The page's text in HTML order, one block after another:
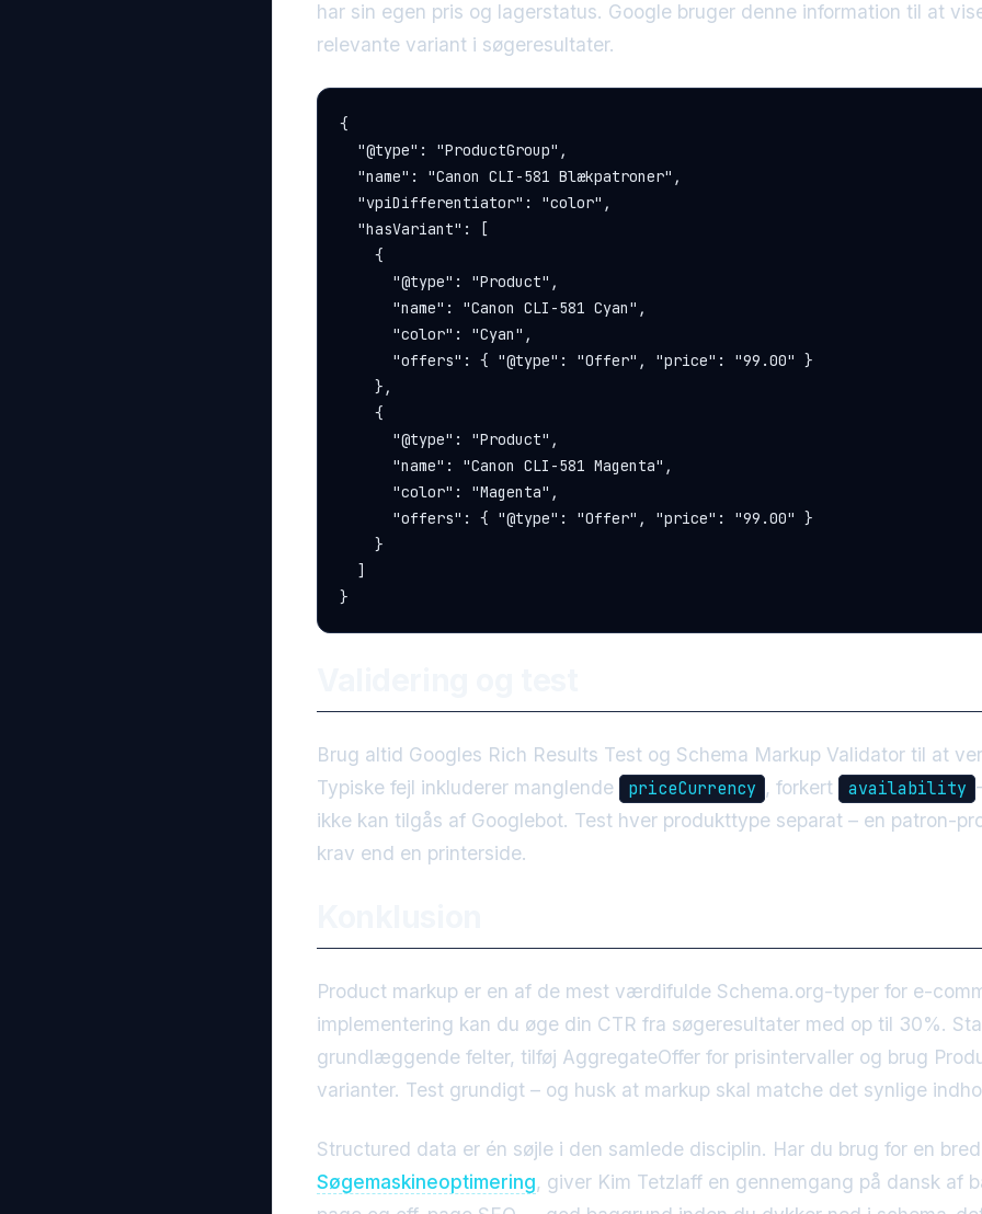
har sin egen pris og lagerstatus. Google bruger denne information til at
relevante variant i søgeresultater.
{
  "@type": "ProductGroup",
  "name": "Canon CLI-581 Blækpatroner",
  "vpiDifferentiator": "color",
  "hasVariant": [
    {
      "@type": "Product",
      "name": "Canon CLI-581 Cyan",
      "color": "Cyan",
      "offers": { "@type": "Offer", "price": "99.00" }
    },
    {
      "@type": "Product",
      "name": "Canon CLI-581 Magenta",
      "color": "Magenta",
      "offers": { "@type": "Offer", "price": "99.00" }
    }
  ]
}
Brug altid Googles Rich Results Test og Schema Markup Validator til at
Typiske fejl inkluderer manglende
priceCurrency , forkert availability
ikke kan tilgås af Googlebot. Test hver produkttype separat – en patron-
krav end en printerside.
Product markup er en af de mest værdifulde Schema.org-typer for e-
implementering kan du øge din CTR fra søgeresultater med op til 30%.
grundlæggende felter, tilføj AggregateOffer for prisintervaller og brug
varianter. Test grundigt – og husk at markup skal matche det synlige
Structured data er én søjle i den samlede disciplin. Har du brug for en
Søgemaskineoptimering, giver Kim Tetzlaff en gennemgang på dansk af